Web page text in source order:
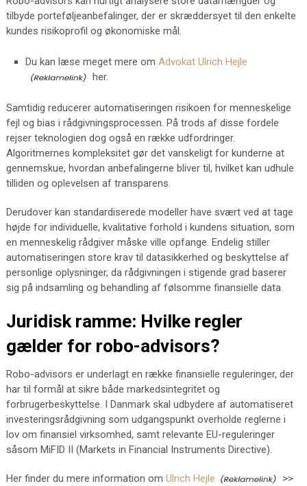
tilbyde porteføljeanbefalinger, der er skræddersyet til den enkelte
kundes risikoprofil og økonomiske mål.
Du kan læse meget mere omAdvokat Ulrich Hejle
her.
Samtidig reducerer automatiseringen risikoen for menneskelige
fejl og bias i rådgivningsprocessen. På trods af disse fordele
rejser teknologien dog også en række udfordringer.
Algoritmernes kompleksitet gør det vanskeligt for kunderne at
gennemskue, hvordan anbefalingerne bliver til, hvilket kan udhule
tilliden og oplevelsen af transparens.
Derudover kan standardiserede modeller have svært ved at tage
højde for individuelle, kvalitative forhold i kundens situation, som
en menneskelig rådgiver måske ville opfange. Endelig stiller
automatiseringen store krav til datasikkerhed og beskyttelse af
personlige oplysninger, da rådgivningen i stigende grad baserer
sig på indsamling og behandling af følsomme finansielle data.
Juridisk ramme: Hvilke regler
gælder for robo-advisors?
Robo-advisors er underlagt en række finansielle reguleringer, der
har til formål at sikre både markedsintegritet og
forbrugerbeskyttelse. I Danmark skal udbydere af automatiseret
investeringsrådgivning som udgangspunkt overholde reglerne i
lov om finansiel virksomhed, samt relevante EU-reguleringer
såsom MiFID II (Markets in Financial Instruments Directive).
Her finder du mere information om Ulrich Hejle >>